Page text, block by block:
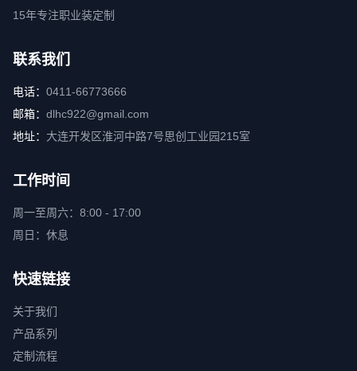
15年专注职业装定制
联系我们
电话： 0411-66773666
邮箱： dlhc922@gmail.com
地址： 大连开发区淮河中路7号思创工业园215室
工作时间
周一至周六：8:00 - 17:00
周日：休息
快速链接
关于我们
产品系列
定制流程